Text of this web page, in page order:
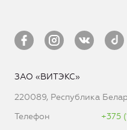
ЗАО «ВИТЭКС»
220089, Республика
Телефон
+375